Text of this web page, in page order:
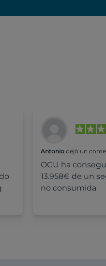
Antonio dejó un
OCU ha
13.958€ de un
no consumida